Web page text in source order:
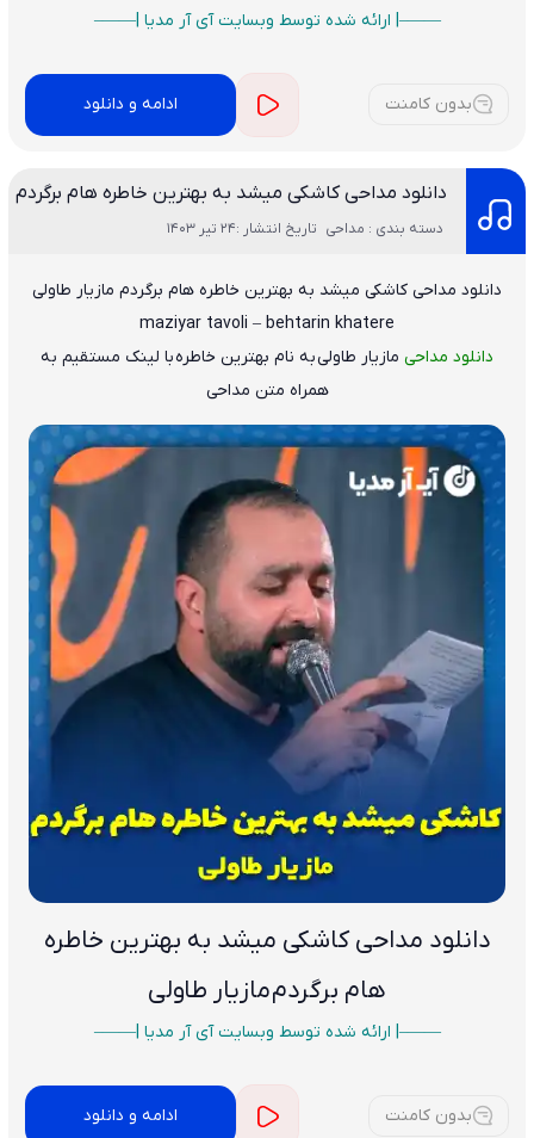
——–| ارائه شده توسط وبسایت آی آر مدیا |——–
بدون کامنت ادامه و دانلود
دانلود مداحی کاشکی میشد به بهترین خاطره هام برگردم
دسته بندی : مداحی تاریخ انتشار :24 تیر 1403
دانلود مداحی کاشکی میشد به بهترین خاطره هام برگردم مازیار طاولی
maziyar tavoli – behtarin khatere
دانلود مداحی مازیار طاولیبه نام بهترین خاطرهبا لینک مستقیم به
همراه متن مداحی
دانلود مداحی کاشکی میشد به بهترین خاطره
هام برگردممازیار طاولی
——–| ارائه شده توسط وبسایت آی آر مدیا |——–
بدون کامنت ادامه و دانلود